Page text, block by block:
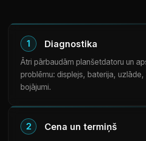
1 Diagnostika
Ātri pārbaudām planšetdatoru un
problēmu: displejs, baterija,
bojājumi.
2 Cena un termiņš